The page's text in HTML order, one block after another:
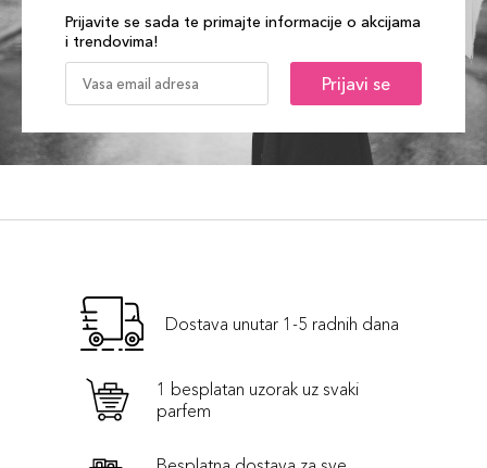
Prijavite se sada te primajte informacije o akcijama
i trendovima!
Prijavi se
Dostava unutar 1-5 radnih dana
1 besplatan uzorak uz svaki
parfem